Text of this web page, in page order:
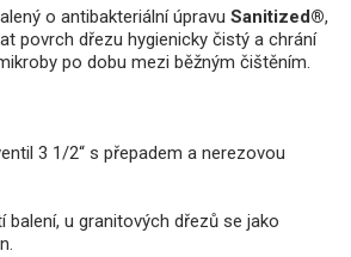
o antibakteriální úpravu Sanitized®,
povrch dřezu hygienicky čistý a chrání
po dobu mezi běžným čištěním.
3 1/2“ s přepadem a nerezovou
balení, u granitových dřezů se jako